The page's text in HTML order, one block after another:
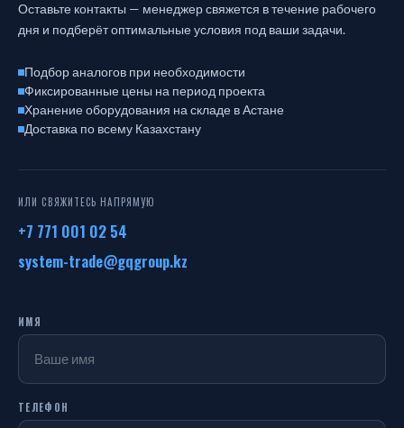
Оставьте контакты — менеджер свяжется в течение рабочего
дня и подберёт оптимальные условия под ваши задачи.
Подбор аналогов при необходимости
Фиксированные цены на период проекта
Хранение оборудования на складе в Астане
Доставка по всему Казахстану
ИЛИ СВЯЖИТЕСЬ НАПРЯМУЮ
+7 771 001 02 54
system-trade@gqgroup.kz
ИМЯ
ТЕЛЕФОН